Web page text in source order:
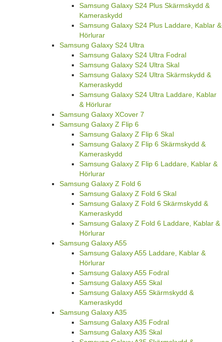
Samsung Galaxy S24 Plus Skärmskydd &
Kameraskydd
Samsung Galaxy S24 Plus Laddare, Kablar &
Hörlurar
Samsung Galaxy S24 Ultra
Samsung Galaxy S24 Ultra Fodral
Samsung Galaxy S24 Ultra Skal
Samsung Galaxy S24 Ultra Skärmskydd &
Kameraskydd
Samsung Galaxy S24 Ultra Laddare, Kablar
& Hörlurar
Samsung Galaxy XCover 7
Samsung Galaxy Z Flip 6
Samsung Galaxy Z Flip 6 Skal
Samsung Galaxy Z Flip 6 Skärmskydd &
Kameraskydd
Samsung Galaxy Z Flip 6 Laddare, Kablar &
Hörlurar
Samsung Galaxy Z Fold 6
Samsung Galaxy Z Fold 6 Skal
Samsung Galaxy Z Fold 6 Skärmskydd &
Kameraskydd
Samsung Galaxy Z Fold 6 Laddare, Kablar &
Hörlurar
Samsung Galaxy A55
Samsung Galaxy A55 Laddare, Kablar &
Hörlurar
Samsung Galaxy A55 Fodral
Samsung Galaxy A55 Skal
Samsung Galaxy A55 Skärmskydd &
Kameraskydd
Samsung Galaxy A35
Samsung Galaxy A35 Fodral
Samsung Galaxy A35 Skal